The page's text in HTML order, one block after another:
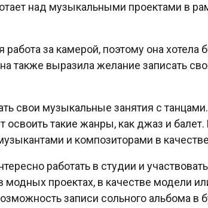
над музыкальными проектами в
работа за камерой, поэтому она хотела
также выразила желание записать
свои музыкальные занятия с
освоить такие жанры, как джаз и
и композиторами в
работать в студии и
модных проектах, в качестве модели
записи сольного альбома в